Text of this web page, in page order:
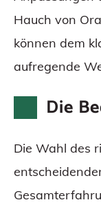
Hauch von
können dem
aufregende
Die
Die Wahl des